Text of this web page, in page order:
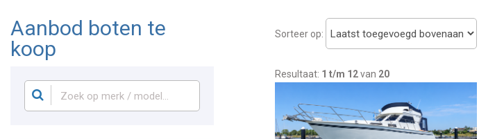
Aanbod boten te
koop
Sorteer op:
Resultaat: 1 t/m 12van 20